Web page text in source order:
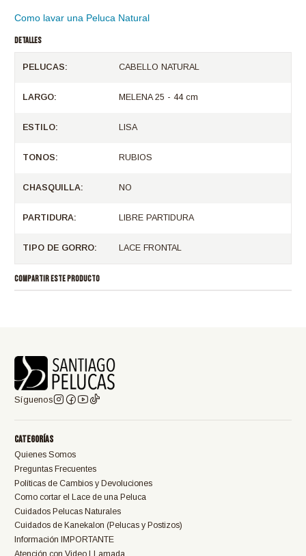
Como lavar una Peluca Natural
DETALLES
PELUCAS: CABELLO NATURAL
LARGO: MELENA 25 - 44 cm
ESTILO: LISA
TONOS: RUBIOS
CHASQUILLA: NO
PARTIDURA: LIBRE PARTIDURA
TIPO DE GORRO: LACE FRONTAL
COMPARTIR ESTE PRODUCTO
Síguenos
Categorías
Quienes Somos
Preguntas Frecuentes
Políticas de Cambios y Devoluciones
Como cortar el Lace de una Peluca
Cuidados Pelucas Naturales
Cuidados de Kanekalon (Pelucas y Postizos)
Información IMPORTANTE
Atención con Video LLamada